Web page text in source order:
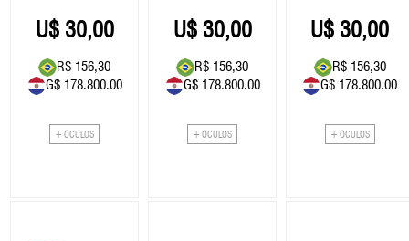
30,00
R$ 156,30
G$ 178.800.00
+ ÓCULOS
30,00
R$ 156,30
G$ 178.800.00
+ ÓCULOS
30,00
R$ 156,30
G$ 178.800.00
+ ÓCULOS